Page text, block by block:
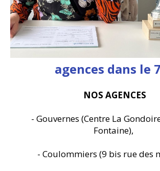
agences dans le
NOS AGENCES
- Gouvernes (Centre La
Fontaine),
- Coulommiers (9 bis rue des